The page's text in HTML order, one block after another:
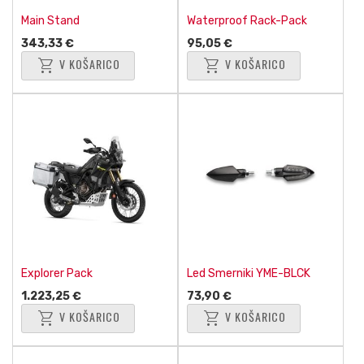
Main Stand
343,33 €
shopping_cart V KOŠARICO
Waterproof Rack-Pack
95,05 €
shopping_cart V KOŠARICO
Explorer Pack
1.223,25 €
shopping_cart V KOŠARICO
Led Smerniki YME-BLCK
73,90 €
shopping_cart V KOŠARICO